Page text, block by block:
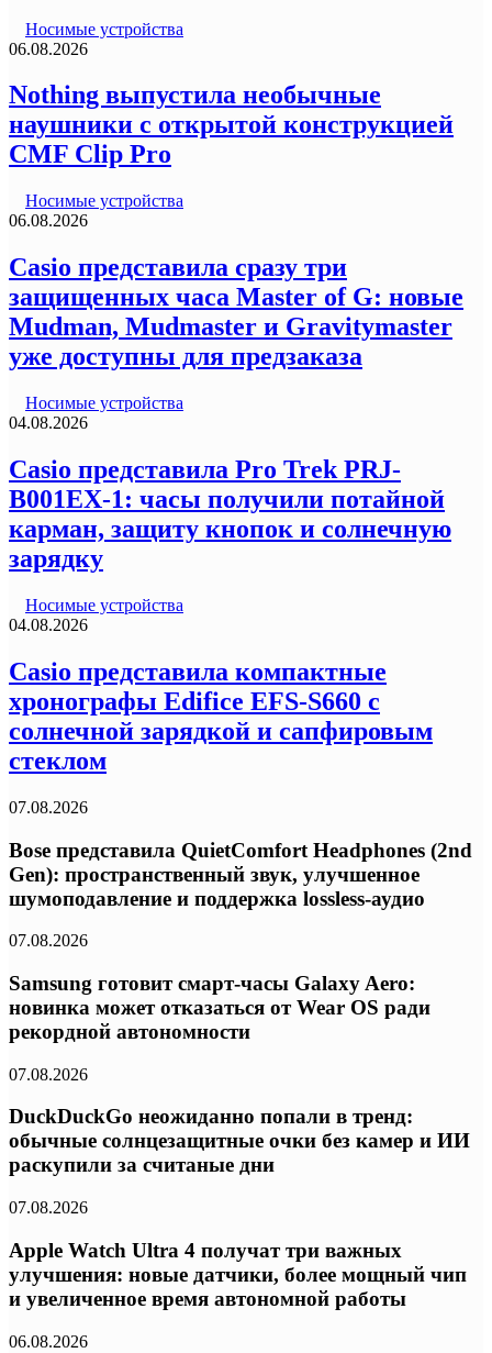
Носимые устройства
06.08.2026
Nothing выпустила необычные
наушники с открытой конструкцией
CMF Clip Pro
Носимые устройства
06.08.2026
Casio представила сразу три
защищенных часа Master of G: новые
Mudman, Mudmaster и Gravitymaster
уже доступны для предзаказа
Носимые устройства
04.08.2026
Casio представила Pro Trek PRJ-
B001EX-1: часы получили потайной
карман, защиту кнопок и солнечную
зарядку
Носимые устройства
04.08.2026
Casio представила компактные
хронографы Edifice EFS-S660 с
солнечной зарядкой и сапфировым
стеклом
07.08.2026
Bose представила QuietComfort Headphones (2nd
Gen): пространственный звук, улучшенное
шумоподавление и поддержка lossless-аудио
07.08.2026
Samsung готовит смарт-часы Galaxy Aero:
новинка может отказаться от Wear OS ради
рекордной автономности
07.08.2026
DuckDuckGo неожиданно попали в тренд:
обычные солнцезащитные очки без камер и ИИ
раскупили за считаные дни
07.08.2026
Apple Watch Ultra 4 получат три важных
улучшения: новые датчики, более мощный чип
и увеличенное время автономной работы
06.08.2026